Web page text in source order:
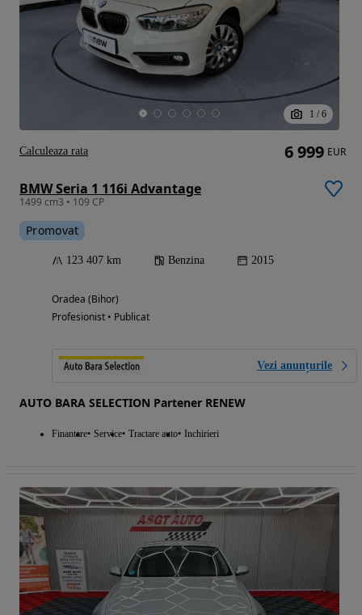
1 / 6
BMW Seria 1 116i Advantage
1499 cm3 • 109 CP
Promovat
123 407 km Benzina 2015
Oradea (Bihor)
Profesionist • Publicat
Vezi anunțurile
AUTO BARA SELECTION Partener RENEW
Finantare Service Tractare auto Inchirieri
6 999 EUR
Calculeaza rata